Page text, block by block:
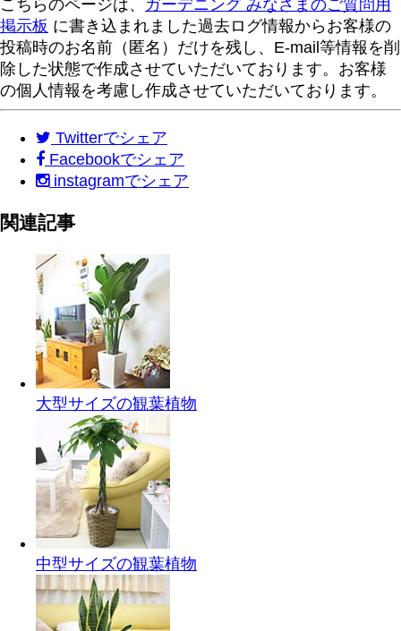
こちらのページは、 ガーデニング みなさまのご質問用
掲示板 に書き込まれました過去ログ情報からお客様の
投稿時のお名前（匿名）だけを残し、E-mail等情報を削
除した状態で作成させていただいております。お客様
の個人情報を考慮し作成させていただいております。
Twitterでシェア
Facebookでシェア
instagramでシェア
関連記事
大型サイズの観葉植物
中型サイズの観葉植物